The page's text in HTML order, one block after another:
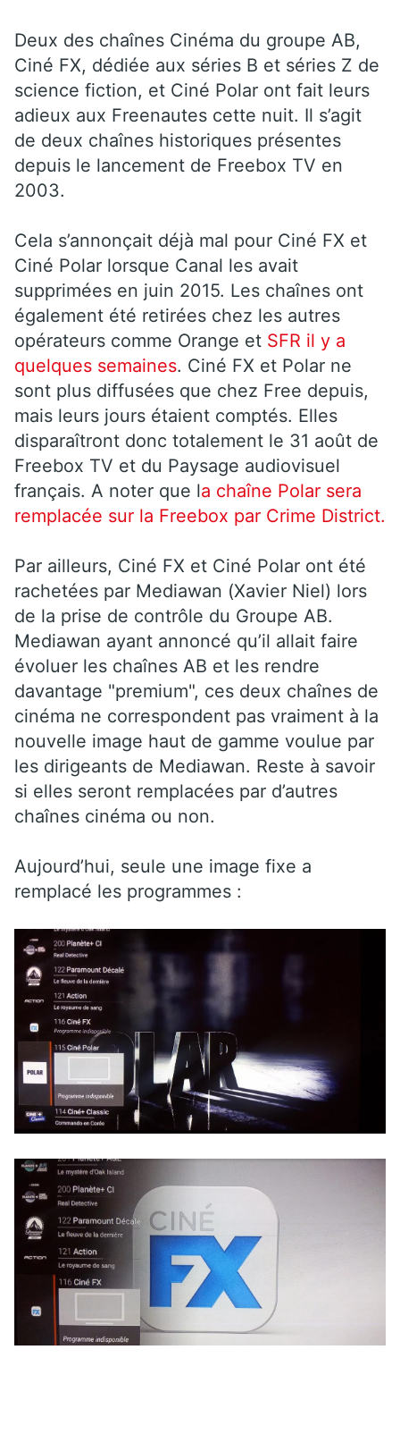
Deux des chaînes Cinéma du groupe AB,
Ciné FX, dédiée aux séries B et séries Z de
science fiction, et Ciné Polar ont fait leurs
adieux aux Freenautes cette nuit. Il s’agit
de deux chaînes historiques présentes
depuis le lancement de Freebox TV en
2003.
Cela s’annonçait déjà mal pour Ciné FX et
Ciné Polar lorsque Canal les avait
supprimées en juin 2015. Les chaînes ont
également été retirées chez les autres
opérateurs comme Orange et SFR il y a
quelques semaines. Ciné FX et Polar ne
sont plus diffusées que chez Free depuis,
mais leurs jours étaient comptés. Elles
disparaîtront donc totalement le 31 août de
Freebox TV et du Paysage audiovisuel
français. A noter que la chaîne Polar sera
remplacée sur la Freebox par Crime District.
Par ailleurs, Ciné FX et Ciné Polar ont été
rachetées par Mediawan (Xavier Niel) lors
de la prise de contrôle du Groupe AB.
Mediawan ayant annoncé qu’il allait faire
évoluer les chaînes AB et les rendre
davantage "premium", ces deux chaînes de
cinéma ne correspondent pas vraiment à la
nouvelle image haut de gamme voulue par
les dirigeants de Mediawan. Reste à savoir
si elles seront remplacées par d’autres
chaînes cinéma ou non.
Aujourd’hui, seule une image fixe a
remplacé les programmes :